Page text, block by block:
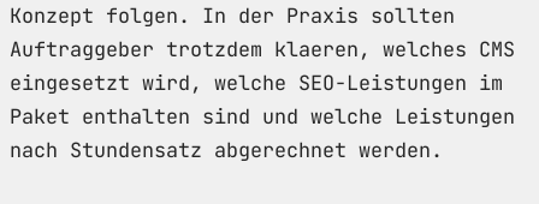
Konzept folgen. In der Praxis sollten
Auftraggeber trotzdem klaeren, welches CMS
eingesetzt wird, welche SEO-Leistungen im
Paket enthalten sind und welche Leistungen
nach Stundensatz abgerechnet werden.